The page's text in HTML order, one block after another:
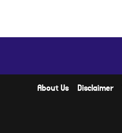
About Us Disclaimer